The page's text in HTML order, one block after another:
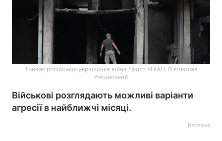
Триває російсько-українська війна / фото УНІАН, В'ячеслав
Ратинський
Військові розглядають можливі варіанти
агресії в найближчі місяці.
Реклама